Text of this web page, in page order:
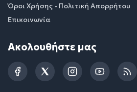
Όροι Χρήσης - Πολιτική Απορρήτου
Επικοινωνία
Ακολουθήστε μας
FacebookTwitterInstagramYouTubeRSS